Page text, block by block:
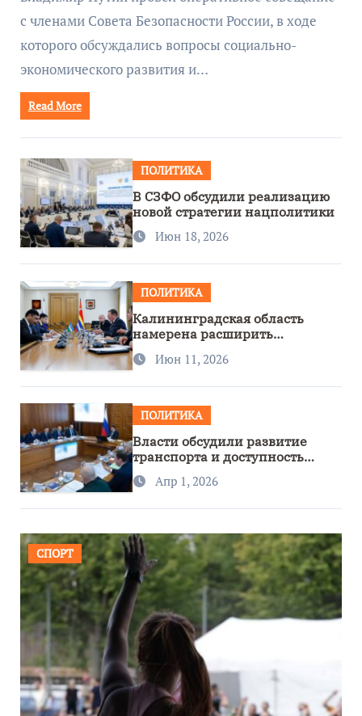
с членами Совета Безопасности России, в ходе
которого обсуждались вопросы социально-
экономического развития и…
Read More
ПОЛИТИКА
В СЗФО обсудили реализацию
новой стратегии нацполитики
Июн 18, 2026
ПОЛИТИКА
Калининградская область
намерена расширить
сотрудничество с Узбекистаном
Июн 11, 2026
ПОЛИТИКА
Власти обсудили развитие
транспорта и доступность
региона
Апр 1, 2026
СПОРТ